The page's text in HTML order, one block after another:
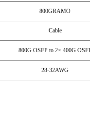
800GRAMO
Cable
800G OSFP to 2× 400G
28-32AWG